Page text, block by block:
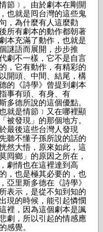
節﹞。由於劇本在剛開
也就是囘台灣的這些鬼
，為什麼有人這麼勸
所有劇本的動作都朝著
本充滿了動作，也就是
謎語而展開，步步推
劇不一樣，它不是自言
，它有動作，有精彩的
開頭、中間、結尾，構
的《詩學》曾提到劇本
事有頭、有身、有
多德所說的這個優點。
就是情節﹞又在哪裡顯
被發現」的那個地方。
最後這些台灣人發現
聽不懂子孫所說的話的
然大悟，原來如此，這
囘鄉」的原因之所在，
劇情也在這裡達到高
，也是極其必要的，也
亞里斯多德在《詩學》
表示，是從不知到知的
的時候，能引起憐憫
裡，因為這個劇本是諷
劇，所以引起的情感應
感覺。